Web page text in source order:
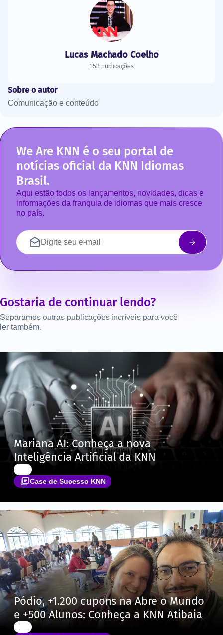
Lucas Machado Coelho
153 publicações
Sobre o autor
Comunicação e conteúdo
We Are KNN é o seu portal de
notícias oficial da KNN Idiomas
Brasil.
Aqui estão todos os lançamentos, novidades, dicas e
informações da franquia de idiomas que mais cresce
no país.
Gostaria de continuar lendo?
Separamos outras publicações incríveis para você
ler também.
Case de Sucesso KNN
Mariana AI: Conheça a nova
Inteligência Artificial da KNN
Pódio, +1.200 cupons na Abre o Mundo
e +500 Alunos: Conheça a KNN Atibaia